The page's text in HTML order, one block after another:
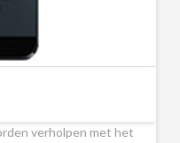
verholpen met het